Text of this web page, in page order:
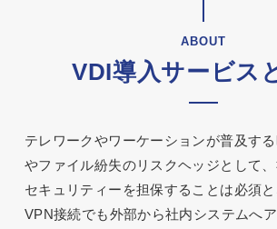
ABOUT
VDI導入サービス
テレワークやワーケーションが普及す
やファイル紛失のリスクヘッジとして
セキュリティーを担保することは必須と
VPN接続でも外部から社内システムへ